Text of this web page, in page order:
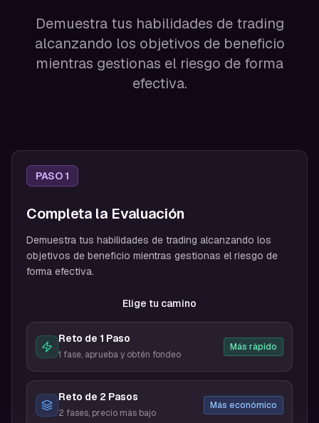
Demuestra tus habilidades de trading
alcanzando los objetivos de beneficio
mientras gestionas el riesgo de forma
efectiva.
PASO 1
Completa la Evaluación
Demuestra tus habilidades de trading alcanzando los
objetivos de beneficio mientras gestionas el riesgo de
forma efectiva.
Elige tu camino
Reto de 1 Paso
1 fase, aprueba y obtén fondeo
Más rápido
Reto de 2 Pasos
2 fases, precio más bajo
Más económico